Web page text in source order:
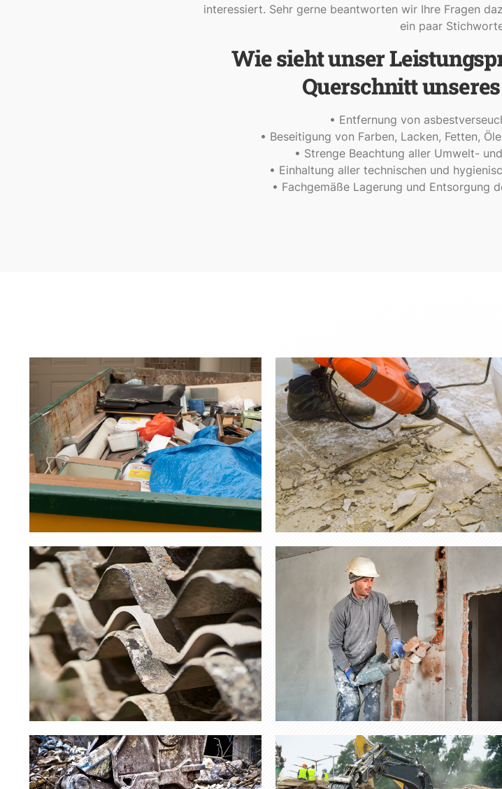
interessiert. Sehr gerne beantworten wir Ihre Fragen
ein paar
Wie sieht unser
Querschnitt
• Entfernung von
• Beseitigung von Farben, Lacken, Fetten,
• Strenge Beachtung aller Umwelt-
• Einhaltung aller technischen und
• Fachgemäße Lagerung und Entsorgung